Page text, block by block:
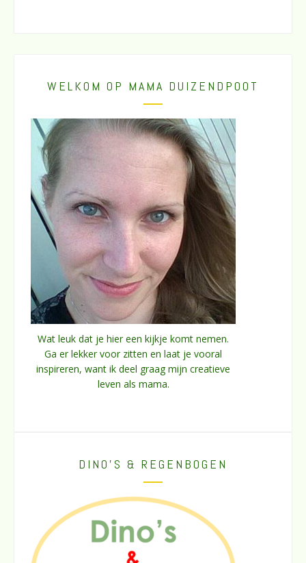
WELKOM OP MAMA DUIZENDPOOT
Wat leuk dat je hier een kijkje komt nemen.
Ga er lekker voor zitten en laat je vooral
inspireren, want ik deel graag mijn creatieve
leven als mama.
DINO’S & REGENBOGEN